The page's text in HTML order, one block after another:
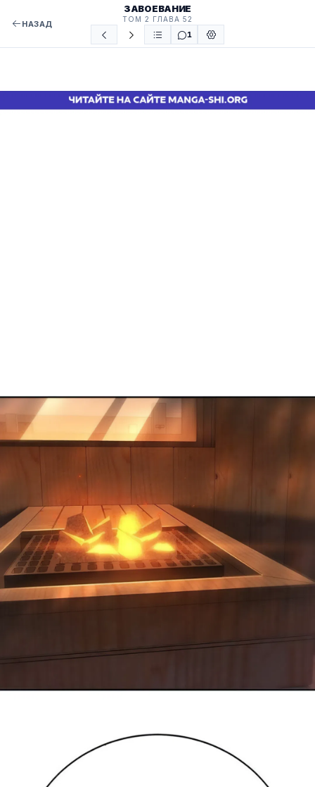
НАЗАД
ЗАВОЕВАНИЕ
ТОМ 2 ГЛАВА 52
1